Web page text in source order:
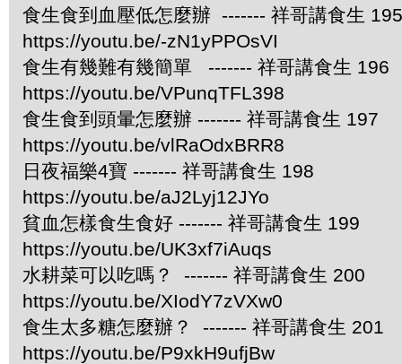
食生食到血壓低怎麼辦 ------- 祥哥講食生 195
https://youtu.be/-zN1yPPOsVI
食生有幾難有幾簡單 ------- 祥哥講食生 196
https://youtu.be/VPunqTFL398
食生食到頭暈怎麼辦 ------- 祥哥講食生 197
https://youtu.be/vlRaOdxBRR8
日夜福樂4寶 ------- 祥哥講食生 198
https://youtu.be/aJ2Lyj12JYo
貧血怎樣食生食好 ------- 祥哥講食生 199
https://youtu.be/UK3xf7iAuqs
水耕菜可以吃嗎？ ------- 祥哥講食生 200
https://youtu.be/XIodY7zVXw0
食生太多糖怎麼辦？ ------- 祥哥講食生 201
https://youtu.be/P9xkH9ufjBw